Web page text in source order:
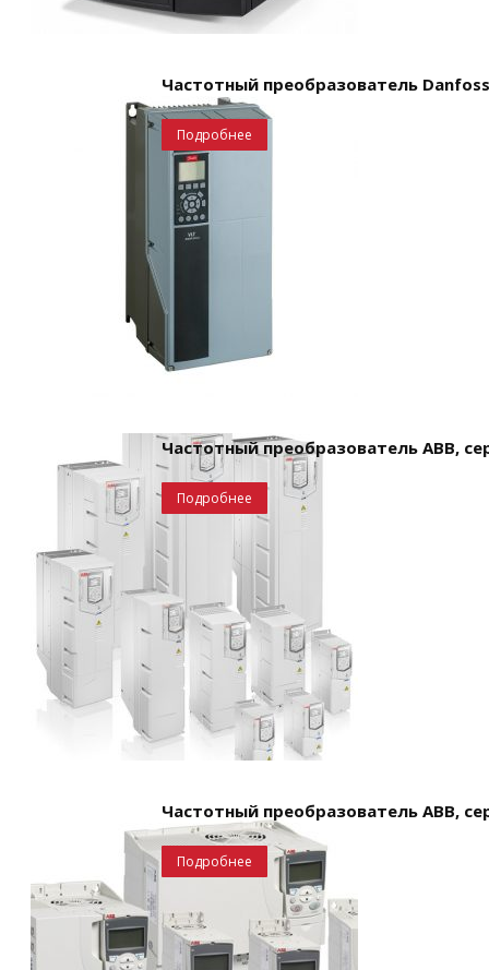
Частотный преобразователь
Подробнее
Частотный преобразователь ABB,
Подробнее
Частотный преобразователь ABB,
Подробнее